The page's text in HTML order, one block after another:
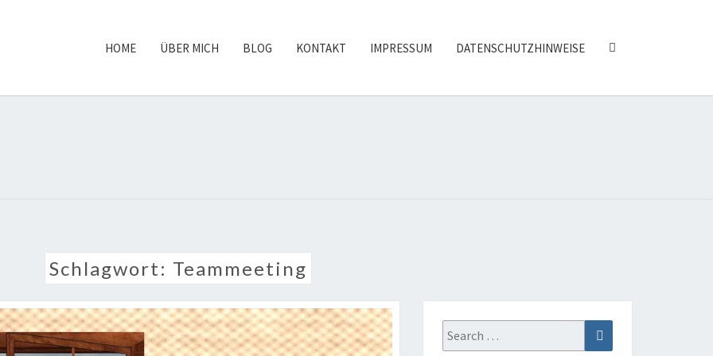
HOME ÜBER MICH BLOG KONTAKT IMPRESSUM DATENSCHUTZHINWEISE
SEARCH
Schlagwort: Teammeeting
Search
for:
Search